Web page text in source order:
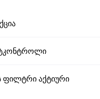
ფილტრი აქტიური